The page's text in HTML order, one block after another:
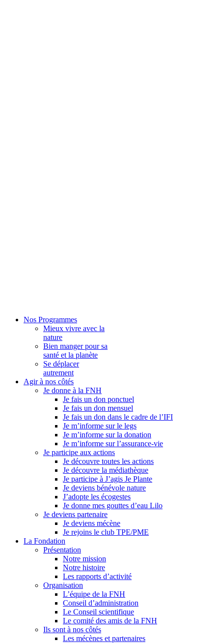
Nos Programmes
Mieux vivre avec la
nature
Bien manger pour sa
santé et la planète
Se déplacer
autrement
Agir à nos côtés
Je donne à la FNH
Je fais un don ponctuel
Je fais un don mensuel
Je fais un don dans le cadre de l’IFI
Je m’informe sur le legs
Je m’informe sur la donation
Je m’informe sur l’assurance-vie
Je participe aux actions
Je découvre toutes les actions
Je découvre la médiathèque
Je participe à J’agis Je Plante
Je deviens bénévole nature
J’adopte les écogestes
Je donne mes gouttes d’eau Lilo
Je deviens partenaire
Je deviens mécène
Je rejoins le club TPE/PME
La Fondation
Présentation
Notre mission
Notre histoire
Les rapports d’activité
Organisation
L’équipe de la FNH
Conseil d’administration
Le Conseil scientifique
Le comité des amis de la FNH
Ils sont à nos côtés
Les mécènes et partenaires